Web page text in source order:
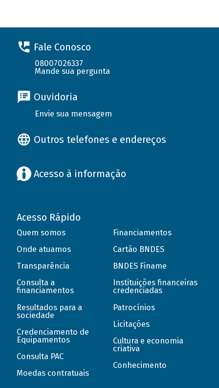
Fale Conosco
08007026337
Mande sua pergunta
Ouvidoria
Envie sua mensagem
Outros telefones e endereços
Acesso à informação
Acesso Rápido
Quem somos
Onde atuamos
Transparência
Consulta a
financiamentos
Resultados para a
sociedade
Credenciamento de
Equipamentos
Consulta PAC
Moedas contratuais
Financiamentos
Cartão BNDES
BNDES Finame
Instituições financeiras
credenciadas
Patrocínios
Licitações
Cultura e economia
criativa
Conhecimento